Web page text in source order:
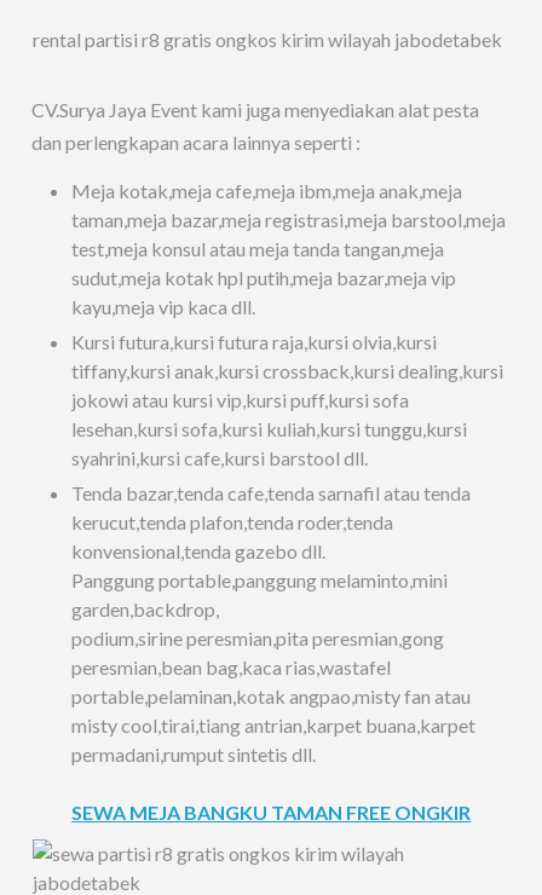
rental partisi r8 gratis ongkos kirim wilayah jabodetabek
CV.Surya Jaya Event kami juga menyediakan alat pesta
dan perlengkapan acara lainnya seperti :
Meja kotak,meja cafe,meja ibm,meja anak,meja
taman,meja bazar,meja registrasi,meja barstool,meja
test,meja konsul atau meja tanda tangan,meja
sudut,meja kotak hpl putih,meja bazar,meja vip
kayu,meja vip kaca dll.
Kursi futura,kursi futura raja,kursi olvia,kursi
tiffany,kursi anak,kursi crossback,kursi dealing,kursi
jokowi atau kursi vip,kursi puff,kursi sofa
lesehan,kursi sofa,kursi kuliah,kursi tunggu,kursi
syahrini,kursi cafe,kursi barstool dll.
Tenda bazar,tenda cafe,tenda sarnafil atau tenda
kerucut,tenda plafon,tenda roder,tenda
konvensional,tenda gazebo dll.
Panggung portable,panggung melaminto,mini
garden,backdrop,
podium,sirine peresmian,pita peresmian,gong
peresmian,bean bag,kaca rias,wastafel
portable,pelaminan,kotak angpao,misty fan atau
misty cool,tirai,tiang antrian,karpet buana,karpet
permadani,rumput sintetis dll.
SEWA MEJA BANGKU TAMAN FREE ONGKIR